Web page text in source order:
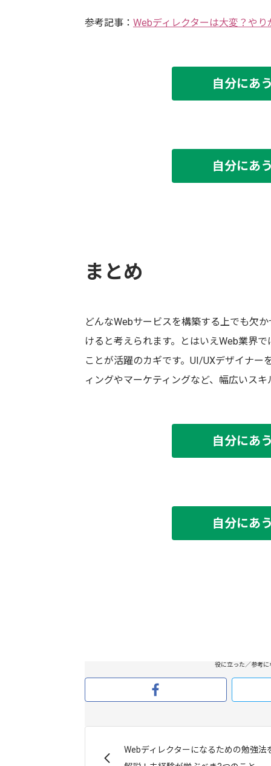
参考記事： Webディレクターは大変？や
自分にあ
自分にあ
まとめ
どんなWebサービスを構築する上でも欠
けると考えられます。とはいえWeb業界
ことが活躍のカギです。UI/UXデザイナ
ィングやマーケティングなど、幅広いス
自分にあ
自分にあ
役に立った／参考
Webディレクターになるための勉強法